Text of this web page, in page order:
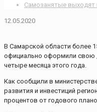
Самозанятые выходят
12.05.2020
В Самарской области более
официально оформили свою
четыре месяца этого года.
Как сообщили в
развития и инвестиций
процентов от годового